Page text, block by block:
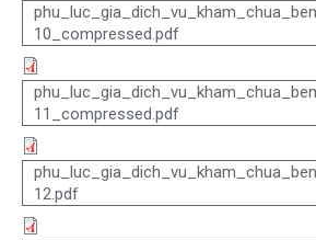
10_compressed.pdf
11_compressed.pdf
12.pdf